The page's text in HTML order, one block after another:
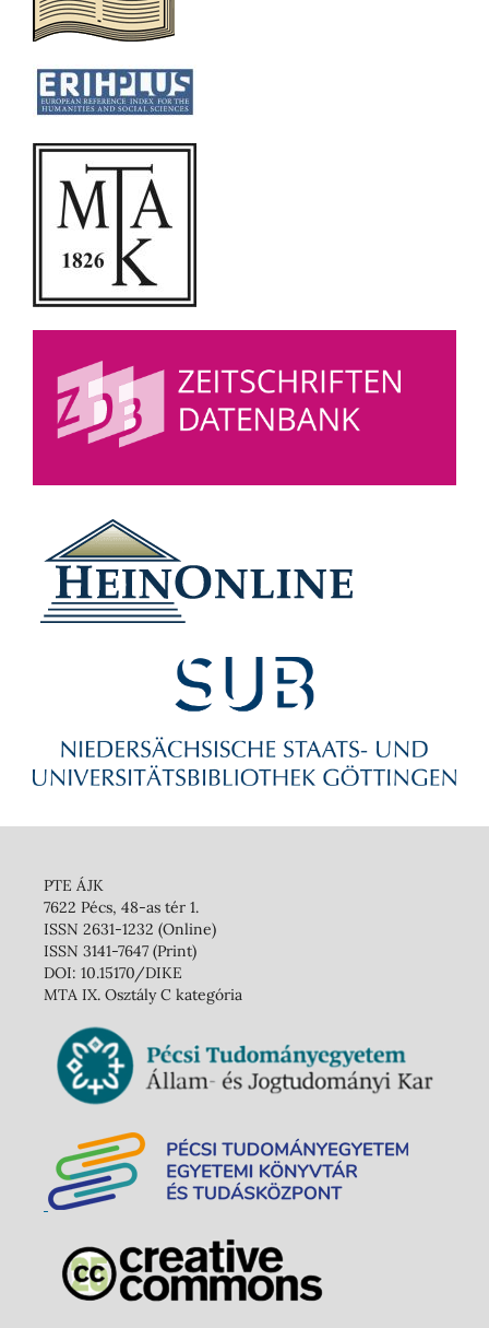
PTE ÁJK
7622 Pécs, 48-as tér 1.
ISSN 2631-1232 (Online)
ISSN 3141-7647 (Print)
DOI: 10.15170/DIKE
MTA IX. Osztály C kategória